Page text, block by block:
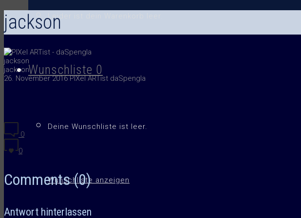
Leider ist dein Warenkorb leer.
Wunschliste 0
Deine Wunschliste ist leer.
Wunschliste anzeigen
jackson
jackson
jackson
26. November 2016 PIXel ARTist daSpengla
0
0
Comments (0)
Antwort hinterlassen